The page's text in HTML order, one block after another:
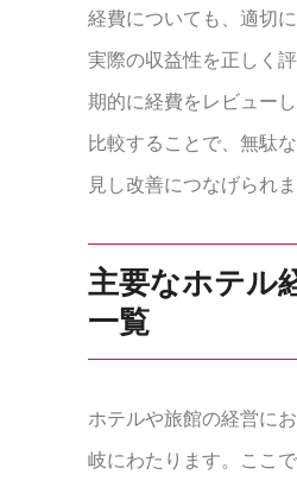
経費についても、適切
実際の収益性を正しく
期的に経費をレビュー
比較することで、無駄
見し改善につなげられま
主要なホテル
一覧
ホテルや旅館の経営に
岐にわたります。ここ